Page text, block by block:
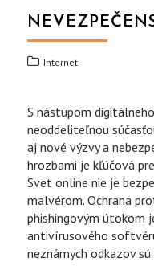
Internet
S nástupom
neoddeliteľnou
aj nové výzvy a
hrozbami je kľúčová
Svet online nie je
malvérom. Ochrana
phishingovým útokom
antivírusového
neznámych odkazov